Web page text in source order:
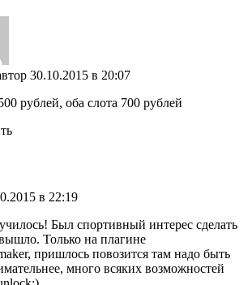
30.10.2015 в 20:07
рублей, оба слота 700 рублей
в 22:19
Был спортивный интерес сделать
Только на плагине
пришлось повозится там надо быть
много всяких возможностей